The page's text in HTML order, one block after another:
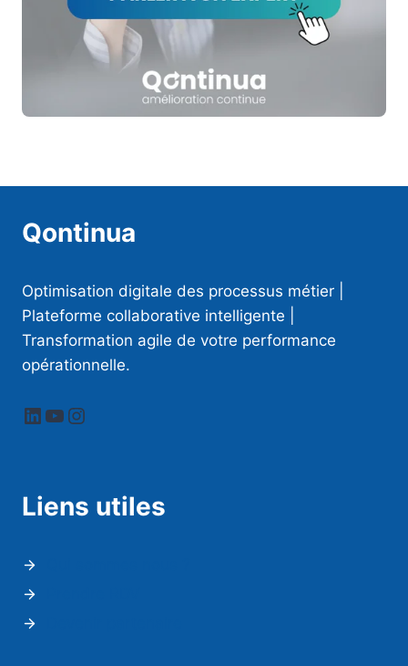
Qontinua
Optimisation digitale des processus métier |
Plateforme collaborative intelligente |
Transformation agile de votre performance
opérationnelle.
LinkedIn
YouTube
Instagram
Liens utiles